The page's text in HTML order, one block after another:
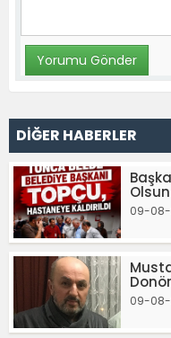
DİĞER HABERLER
09-
09-